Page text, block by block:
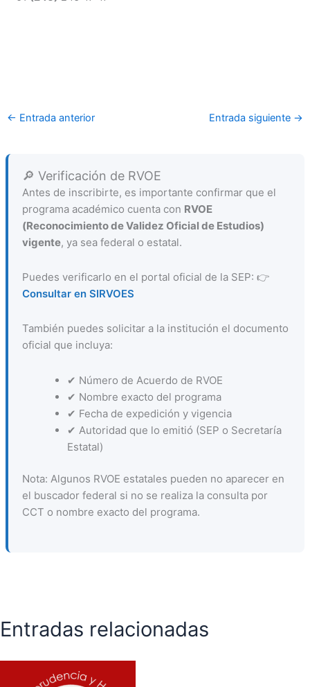
← Entrada anterior Entrada siguiente →
🔎 Verificación de RVOE
Antes de inscribirte, es importante confirmar que el
programa académico cuenta con RVOE
(Reconocimiento de Validez Oficial de Estudios)
vigente, ya sea federal o estatal.
Puedes verificarlo en el portal oficial de la SEP: 👉
Consultar en SIRVOES
También puedes solicitar a la institución el documento
oficial que incluya:
✔ Número de Acuerdo de RVOE
✔ Nombre exacto del programa
✔ Fecha de expedición y vigencia
✔ Autoridad que lo emitió (SEP o Secretaría
Estatal)
Nota: Algunos RVOE estatales pueden no aparecer en
el buscador federal si no se realiza la consulta por
CCT o nombre exacto del programa.
Entradas relacionadas